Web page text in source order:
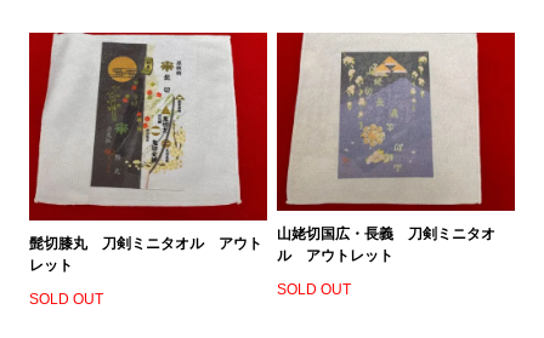
髭切膝丸 刀剣ミニタオル アウト
レット
SOLD OUT
山姥切国広・長義 刀剣ミニタオ
ル アウトレット
SOLD OUT